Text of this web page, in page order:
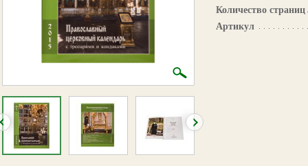
Количество страниц
Артикул